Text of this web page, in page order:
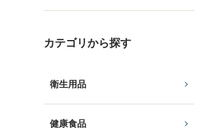
カテゴリから探す
衛生用品
健康食品